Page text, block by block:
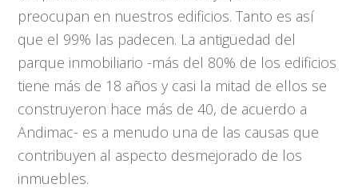
preocupan en nuestros edificios. Tanto es así
que el 99% las padecen. La antigüedad del
parque inmobiliario -más del 80% de los edificios
tiene más de 18 años y casi la mitad de ellos se
construyeron hace más de 40, de acuerdo a
Andimac- es a menudo una de las causas que
contribuyen al aspecto desmejorado de los
inmuebles.